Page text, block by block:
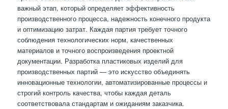
важный этап, который определяет эффективность
производственного процесса, надежность конечного продукта
и оптимизацию затрат. Каждая партия требует точного
соблюдения технологических норм, качественных
материалов и точного воспроизведения проектной
документации. Разработка пластиковых изделий для
производственных партий — это искусство объединять
инновационные технологии, автоматизированные процессы и
строгий контроль качества, чтобы каждая деталь
соответствовала стандартам и ожиданиям заказчика.